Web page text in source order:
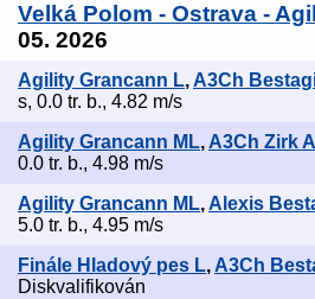
Velká Polom - Ostrava -
05. 2026
Agility Grancann L,A3Ch
s, 0.0 tr. b., 4.82 m/s
Agility Grancann ML, A3Ch Zirk
0.0 tr. b., 4.98 m/s
Agility Grancann ML,Alexis
5.0 tr. b., 4.95 m/s
Finále Hladový pes L, A3Ch
Diskvalifikován